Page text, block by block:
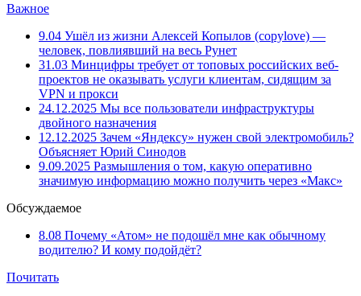
Важное
9.04 Ушёл из жизни Алексей Копылов (copylove) —
человек, повлиявший на весь Рунет
31.03 Минцифры требует от топовых российских веб-
проектов не оказывать услуги клиентам, сидящим за
VPN и прокси
24.12.2025 Мы все пользователи инфраструктуры
двойного назначения
12.12.2025 Зачем «Яндексу» нужен свой электромобиль?
Объясняет Юрий Синодов
9.09.2025 Размышления о том, какую оперативно
значимую информацию можно получить через «Макс»
Обсуждаемое
8.08 Почему «Атом» не подошёл мне как обычному
водителю? И кому подойдёт?
Почитать